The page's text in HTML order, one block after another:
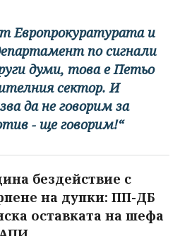
Европрокуратурата и
по сигнали
думи, това е Петьо
сектор. И
да не говорим за
- ще говорим!“
бездействие с
на дупки: ПП-ДБ
оставката на шефа